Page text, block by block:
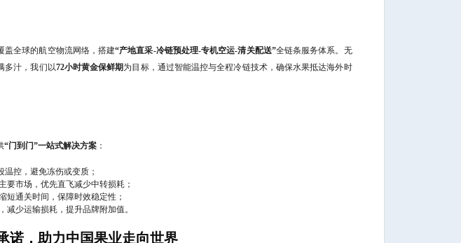
盖全球的航空物流网络，搭建“产地直采-冷链预处理-专机空运-清关配送”全链条服务体系。无
多汁，我们以72小时黄金保鲜期为目标，通过智能温控与全程冷链技术，确保水果抵达海外时
“门到门”一站式解决方案：
控，避免冻伤或变质；
要市场，优先直飞减少中转损耗；
短通关时间，保障时效稳定性；
减少运输损耗，提升品牌附加值。
诺， 助力中国果业走向世界